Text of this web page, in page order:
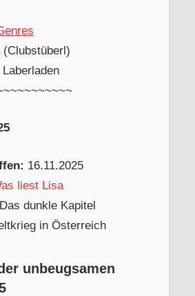
(Clubstüberl)
16.11.2025
liest Lisa
Das dunkle Kapitel
in Österreich
unbeugsamen